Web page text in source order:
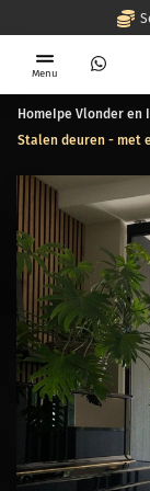
Menu
Home Ipe Vlonder
Stalen deuren - met